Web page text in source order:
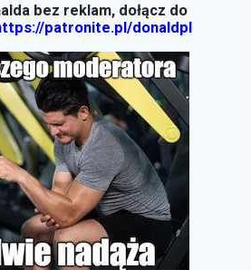
bez reklam, dołącz do
patronite.pl/donaldpl